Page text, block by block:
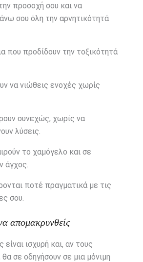
προσοχή σου και να
σου όλη την αρνητικότητά
που προδίδουν την τοξικότητά
να νιώθεις ενοχές χωρίς
συνεχώς, χωρίς να
λύσεις.
το χαμόγελο και σε
άγχος.
ποτέ πραγματικά με τις
σου.
απομακρυνθείς
ισχυρή και, αν τους
σε οδηγήσουν σε μια μόνιμη